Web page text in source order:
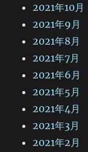
2021年10月
2021年9月
2021年8月
2021年7月
2021年6月
2021年5月
2021年4月
2021年3月
2021年2月